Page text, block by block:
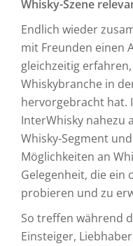
Whisky-Szene
Endlich wieder
mit Freunden einen
gleichzeitig
Whiskybranche in
hervorgebracht hat.
InterWhisky nahezu
Whisky-Segment
Möglichkeiten an
Gelegenheit, die ein
probieren und zu
So treffen während
Einsteiger,